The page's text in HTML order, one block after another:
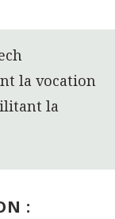
la vocation
la
: